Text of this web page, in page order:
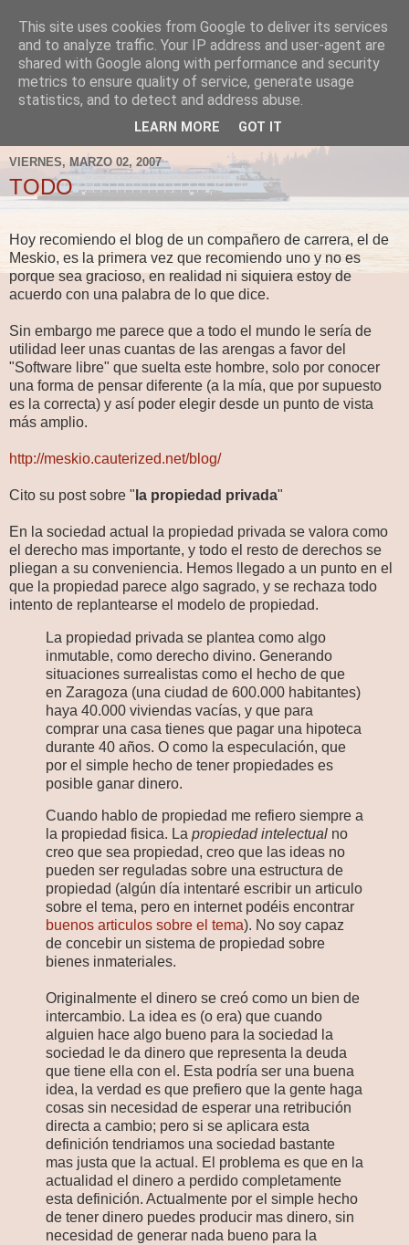
Fergus el Destructor
Blog sobre lo que le apetece escribir a Fergus, en el caso
de que le apetezca escribir.
VIERNES, MARZO 02, 2007
TODO
Hoy recomiendo el blog de un compañero de carrera, el de
Meskio, es la primera vez que recomiendo uno y no es
porque sea gracioso, en realidad ni siquiera estoy de
acuerdo con una palabra de lo que dice.
Sin embargo me parece que a todo el mundo le sería de
utilidad leer unas cuantas de las arengas a favor del
"Software libre" que suelta este hombre, solo por conocer
una forma de pensar diferente (a la mía, que por supuesto
es la correcta) y así poder elegir desde un punto de vista
más amplio.
http://meskio.cauterized.net/blog/
Cito su post sobre " la propiedad privada"
En la sociedad actual la propiedad privada se valora como
el derecho mas importante, y todo el resto de derechos se
pliegan a su conveniencia. Hemos llegado a un punto en el
que la propiedad parece algo sagrado, y se rechaza todo
intento de replantearse el modelo de propiedad.
La propiedad privada se plantea como algo
inmutable, como derecho divino. Generando
situaciones surrealistas como el hecho de que
en Zaragoza (una ciudad de 600.000 habitantes)
haya 40.000 viviendas vacías, y que para
comprar una casa tienes que pagar una hipoteca
durante 40 años. O como la especulación, que
por el simple hecho de tener propiedades es
posible ganar dinero.
Cuando hablo de propiedad me refiero siempre a
la propiedad fisica. La propiedad intelectual no
creo que sea propiedad, creo que las ideas no
pueden ser reguladas sobre una estructura de
propiedad (algún día intentaré escribir un articulo
sobre el tema, pero en internet podéis encontrar
buenos articulos sobre el tema). No soy capaz
de concebir un sistema de propiedad sobre
bienes inmateriales.
Originalmente el dinero se creó como un bien de
intercambio. La idea es (o era) que cuando
alguien hace algo bueno para la sociedad la
sociedad le da dinero que representa la deuda
que tiene ella con el. Esta podría ser una buena
idea, la verdad es que prefiero que la gente haga
cosas sin necesidad de esperar una retribución
directa a cambio; pero si se aplicara esta
definición tendriamos una sociedad bastante
mas justa que la actual. El problema es que en la
actualidad el dinero a perdido completamente
esta definición. Actualmente por el simple hecho
de tener dinero puedes producir mas dinero, sin
necesidad de generar nada bueno para la
This site uses cookies from Google to deliver its services
and to analyze traffic. Your IP address and user-agent are
shared with Google along with performance and security
metrics to ensure quality of service, generate usage
statistics, and to detect and address abuse.
LEARN MORE GOT IT